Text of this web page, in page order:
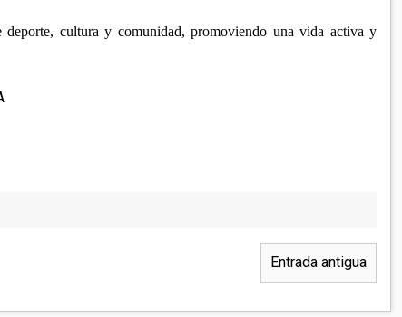
cultura y comunidad, promoviendo una vida activa y
Entrada antigua